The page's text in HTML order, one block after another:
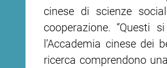
cinese di scienze
cooperazione. “Questi
l’Accademia cinese dei
ricerca comprendono una